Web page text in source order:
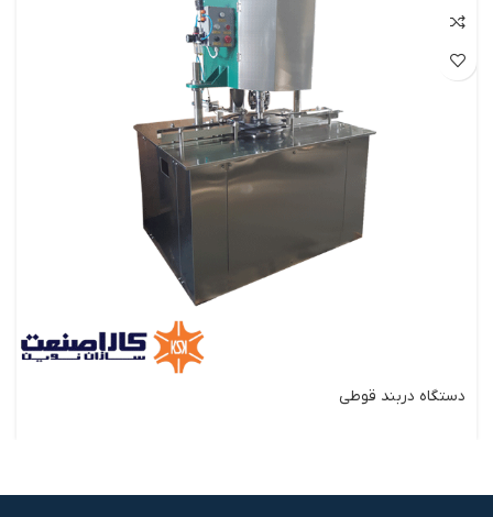
دستگاه دربند قوطی